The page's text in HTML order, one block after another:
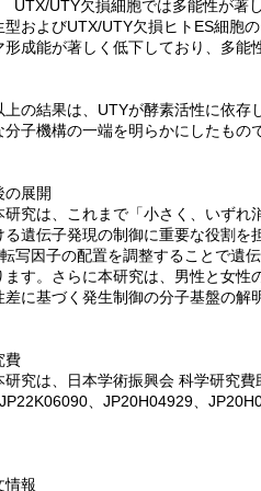
UTX/UTY欠損細胞では多能性が著
型およびUTX/UTY欠損ヒトES細胞
形成能が著しく低下しており、多
の結果は、UTYが酵素活性に依存
分子機構の一端を明らかにしたもの
の展開
究は、これまで「小さく、いずれ
る遺伝子発現の制御に重要な役割
写因子の配置を調整することで遺
ます。さらに本研究は、男性と女性
差に基づく発生制御の分子基盤の
費
究は、日本学術振興会 科学研究
、JP20H04929、
情報